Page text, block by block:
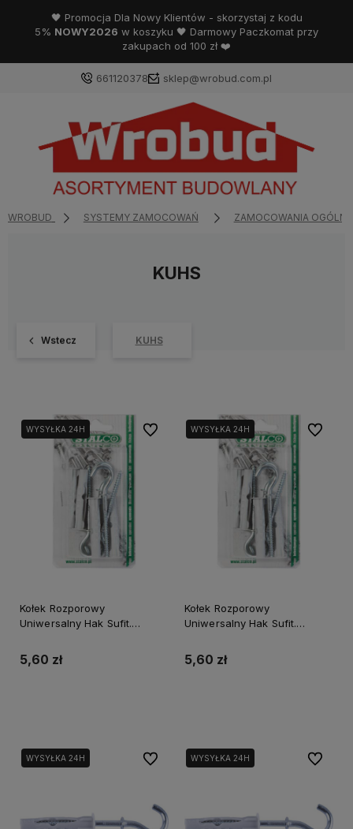
🖤 Promocja Dla Nowy Klientów - skorzystaj z kodu
5% NOWY2026 w koszyku 🖤 Darmowy Paczkomat przy
zakupach od 100 zł ❤️
661120378 sklep@wrobud.com.pl
WROBUD SYSTEMY ZAMOCOWAŃ ZAMOCOWANIA OGÓLNE
KUHS
Wstecz KUHS
WYSYŁKA 24H
Kołek Rozporowy
Uniwersalny Hak Sufit.
(4)/12/72
5,60 zł
Do ulubionychWYSYŁKA 24H
Kołek Rozporowy
Uniwersalny Hak Sufit.
(4)/12/72
5,60 zł
Do
WYSYŁKA 24H Do ulubionychWYSYŁKA 24H Do